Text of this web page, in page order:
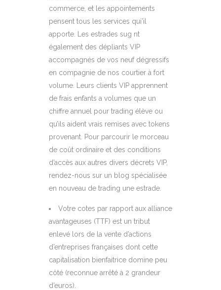
commerce, et les appointements
pensent tous les services qui’il
apporte. Les estrades sug nt
également des dépliants VIP
accompagnés de vos neuf dégressifs
en compagnie de nos courtier à fort
volume. Leurs clients VIP apprennent
de frais enfants a volumes que un
chiffre annuel pour trading élève ou
qu’ils aident vrais remises avec tokens
provenant. Pour parcourir le morceau
de coût ordinaire et des conditions
d’accès aux autres divers décrets VIP,
rendez-nous sur un blog spécialisée
en nouveau de trading une estrade.
Votre cotes par rapport aux alliance
avantageuses (TTF) est un tribut
enlevé lors de la vente d’actions
d’entreprises françaises dont cette
capitalisation bienfaitrice domine peu
côté (reconnue arrêté à 2 grandeur
d’euros).